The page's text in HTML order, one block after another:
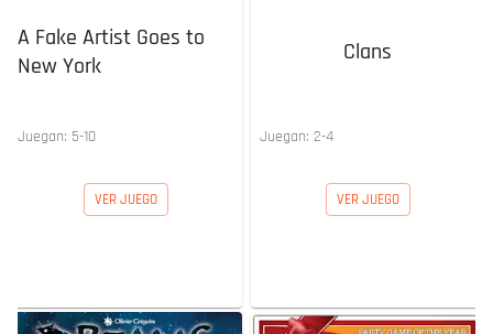
A Fake Artist Goes to
New York
Juegan: 5-10
VER JUEGO
Clans
Juegan: 2-4
VER JUEGO